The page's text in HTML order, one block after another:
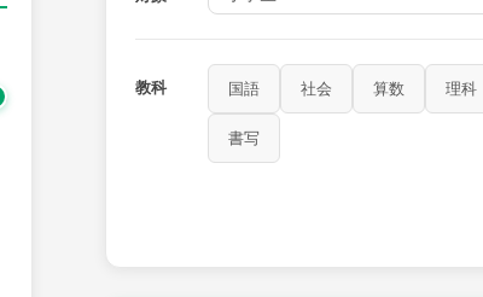
教科 国語 社会 算数 理科
書写